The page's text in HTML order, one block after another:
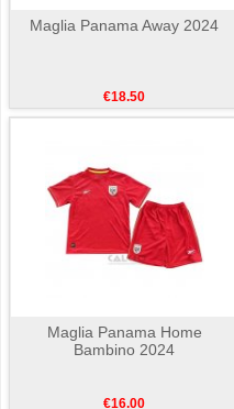
Maglia Panama Away 2024
€18.50
Maglia Panama Home
Bambino 2024
€16.00